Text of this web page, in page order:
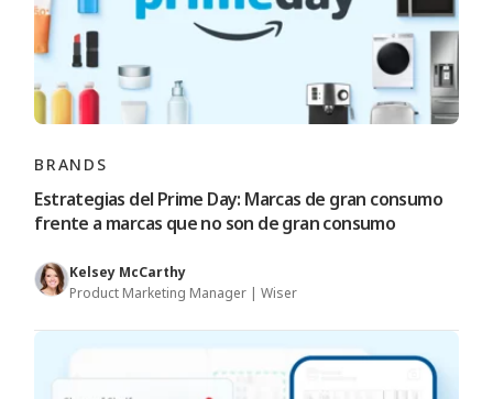
BRANDS
Estrategias del Prime Day: Marcas de gran consumo
frente a marcas que no son de gran consumo
Kelsey McCarthy
Product Marketing Manager | Wiser